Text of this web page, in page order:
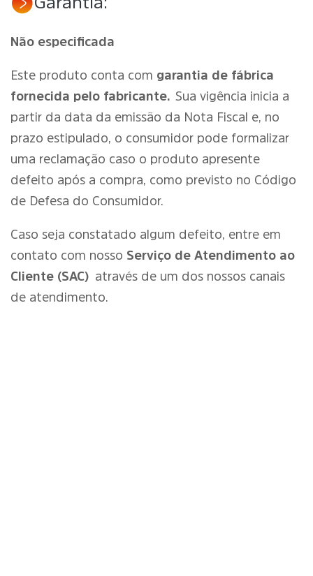
Não especificada
Este produto conta com garantia de fábrica
fornecida pelo fabricante. Sua vigência inicia a
partir da data da emissão da Nota Fiscal e, no
prazo estipulado, o consumidor pode formalizar
uma reclamação caso o produto apresente
defeito após a compra, como previsto no Código
de Defesa do Consumidor.
Caso seja constatado algum defeito, entre em
contato com nosso Serviço de Atendimento ao
Cliente (SAC) através de um dos nossos canais
de atendimento.